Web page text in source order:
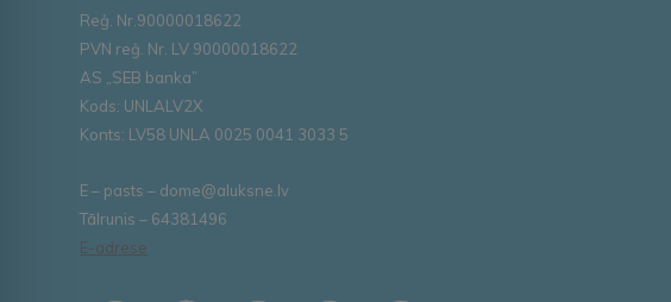
Reģ. Nr.90000018622
PVN reģ. Nr. LV 90000018622
AS „SEB banka”
Kods: UNLALV2X
Konts: LV58 UNLA 0025 0041 3033 5
E – pasts – dome@aluksne.lv
Tālrunis – 64381496
E-adrese